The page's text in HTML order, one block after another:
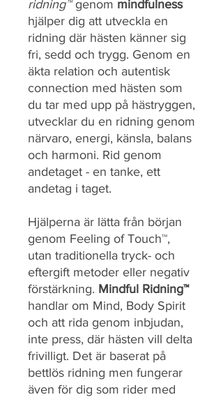
ridning™genom mindfulness
hjälper dig att utveckla en
ridning där hästen känner sig
fri, sedd och trygg. Genom en
äkta relation och autentisk
connection med hästen som
du tar med upp på hästryggen,
utvecklar du en ridning genom
närvaro, energi, känsla, balans
och harmoni. Rid genom
andetaget - en tanke, ett
andetag i taget.
Hjälperna är lätta från början
genom Feeling of Touch™,
utan traditionella tryck- och
eftergift metoder eller negativ
förstärkning. Mindful Ridning™
handlar om Mind, Body Spirit
och att rida genom inbjudan,
inte press, där hästen vill delta
frivilligt. Det är baserat på
bettlös ridning men fungerar
även för dig som rider med